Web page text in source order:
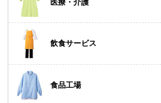
医療・介護
飲食サービス
食品工場